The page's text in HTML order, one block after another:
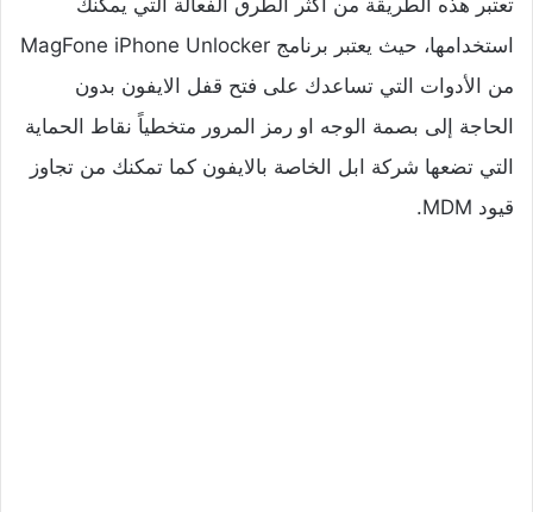
تعتبر هذه الطريقة من أكثر الطرق الفعالة التي يمكنك
استخدامها، حيث يعتبر برنامج MagFone iPhone Unlocker
من الأدوات التي تساعدك على فتح قفل الايفون بدون
الحاجة إلى بصمة الوجه او رمز المرور متخطياً نقاط الحماية
التي تضعها شركة ابل الخاصة بالايفون كما تمكنك من تجاوز
قيود MDM.